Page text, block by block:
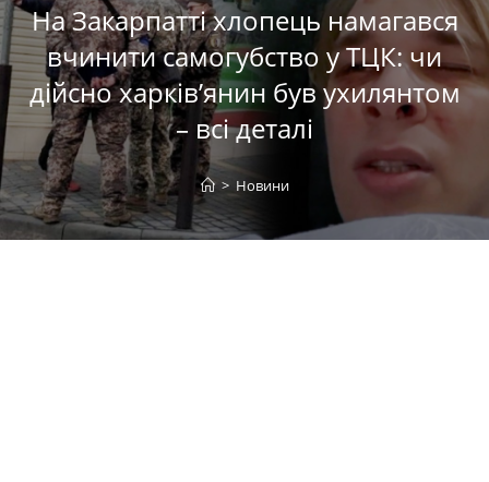
На Закарпатті хлопець намагався
вчинити самогубство у ТЦК: чи
дійсно харків’янин був ухилянтом
– всі деталі
> Новини